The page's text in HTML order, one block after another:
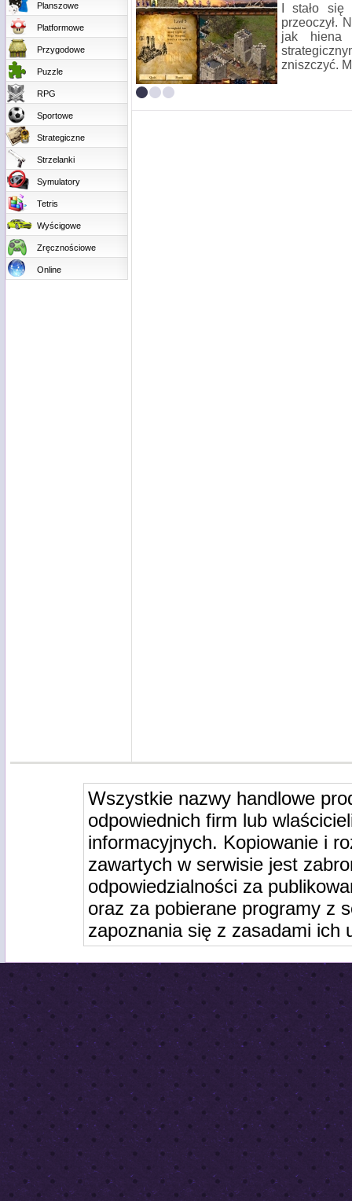
Planszowe
Platformowe
Przygodowe
Puzzle
RPG
Sportowe
Strategiczne
Strzelanki
Symulatory
Tetris
Wyścigowe
Zręcznościowe
Online
I stało
przeoczył.
jak hiena
zniszczyć.
Wszystkie nazwy handlowe
odpowiednich firm lub
informacyjnych. Kopiowanie i
zawartych w serwisie jest
odpowiedzialności za
oraz za pobierane programy z
zapoznania się z zasadami ich